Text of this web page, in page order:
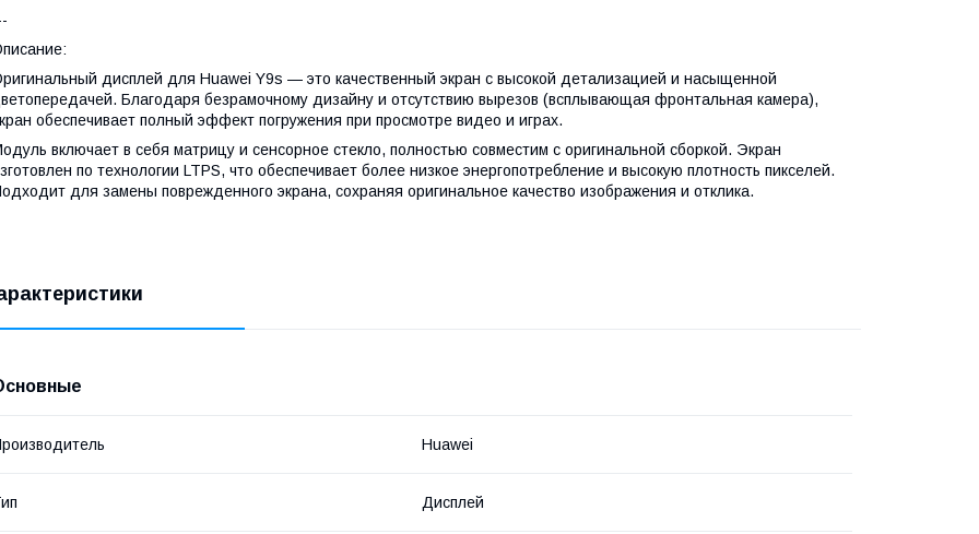
дисплей для Huawei Y9s — это качественный экран с высокой детализацией и насыщенной
Благодаря безрамочному дизайну и отсутствию вырезов (всплывающая фронтальная камера),
обеспечивает полный эффект погружения при просмотре видео и играх.
включает в себя матрицу и сенсорное стекло, полностью совместим с оригинальной сборкой. Экран
по технологии LTPS, что обеспечивает более низкое энергопотребление и высокую плотность пикселей.
для замены поврежденного экрана, сохраняя оригинальное качество изображения и отклика.
Huawei
Дисплей